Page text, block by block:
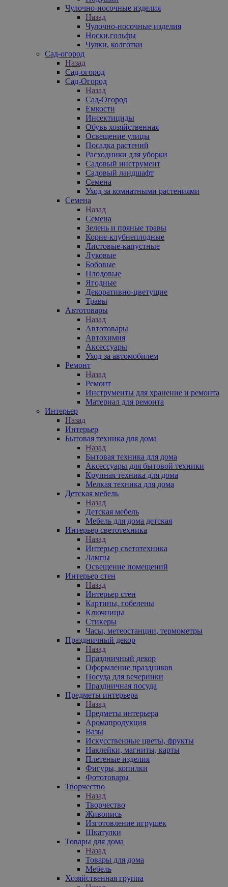
Чулочно-носочные изделия
Назад
Чулочно-носочные изделия
Носки,гольфы
Чулки, колготки
Сад-огород
Назад
Сад-огород
Сад-Огород
Назад
Сад-Огород
Емкости
Инсектициды
Обувь хозяйственная
Освещение улицы
Посадка растений
Расходники для уборки
Садовый инструмент
Садовый ландшафт
Семена
Уход за комнатными растениями
Семена
Назад
Семена
Зелень и пряные травы
Корне-клубнеплодные
Листовые-капустные
Луковые
Бобовые
Плодовые
Ягодные
Декоративно-цветущие
Травы
Автотовары
Назад
Автотовары
Автохимия
Аксессуары
Уход за автомобилем
Ремонт
Назад
Ремонт
Инструменты для хранение и ремонта
Материал для ремонта
Интерьер
Назад
Интерьер
Бытовая техника для дома
Назад
Бытовая техника для дома
Аксессуары для бытовой техники
Крупная техника для дома
Мелкая техника для дома
Детская мебель
Назад
Детская мебель
Мебель для дома детская
Интерьер светотехника
Назад
Интерьер светотехника
Лампы
Освещение помещений
Интерьер стен
Назад
Интерьер стен
Картины, гобелены
Ключницы
Стикеры
Часы, метеостанции, термометры
Праздничный декор
Назад
Праздничный декор
Оформление праздников
Посуда для вечеринки
Праздничная посуда
Предметы интерьера
Назад
Предметы интерьера
Аромапродукция
Вазы
Искусственные цветы, фрукты
Наклейки, магниты, карты
Плетеные изделия
Фигуры, копилки
Фототовары
Творчество
Назад
Творчество
Живопись
Изготовление игрушек
Шкатулки
Товары для дома
Назад
Товары для дома
Мебель
Хозяйственная группа